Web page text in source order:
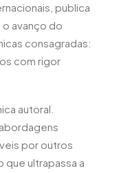
publica
avanço do
consagradas:
com rigor
autoral.
por outros
que ultrapassa a